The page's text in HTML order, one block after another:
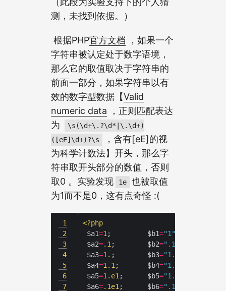
测，未找到依据。）
​ 根据PHP官方文档 ，如果一个
字符串被认定处于数字语境，
那么它的取值取决于字符串的
前面一部分，如果字符串以有
效的数字型数据【Valid
numeric data ，正则匹配表达
为
\s(\d+\.?\d*|\.\d+)
([eE]\d+)?\s
，含有[eE]的视
为科学计数法】开头，那么字
符串取开头部分的数值，否则
取0 。实验发现
1e
也被取值
为1而不是0，这有点奇怪 :(
1
2
3
4
5
6
7
<?php
$a1=1;         $b1="1"
$a2=. 1;        $b2=".1"
$a3=1. ;        $b3="1."
$a4=1.1;       $b4="1.1"
$a5=1.e1;      $b5="1.e1"
$a6=. 1e1;      $b6=".1e1"